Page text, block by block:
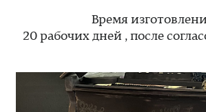
Время
20 рабочих дней , после